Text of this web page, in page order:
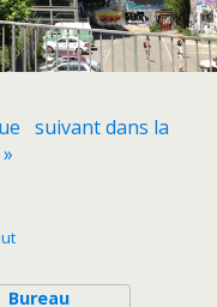
suivant dans la
Bureau